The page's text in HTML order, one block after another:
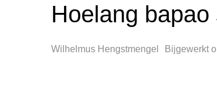
Hoelang bapao
Wilhelmus Hengstmengel Bijgewerkt